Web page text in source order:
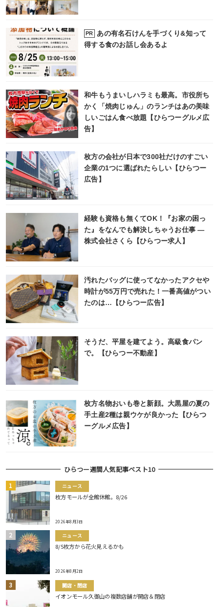
PR
あの有名石けんを手づくり&知って
得する食のお話し会あるよ
和牛もうまいしハラミも最高。市役所ち
かく「焼肉じゅん」のランチはあの美味
しいごはん食べ放題【ひらつーグルメ広
告】
枚方の会社が日本で300社だけのすごい
企業の1つに選ばれたらしい【ひらつー
広告】
経験も資格も無くてOK！『お家の困っ
た』をなんでも解決しちゃうお仕事 ―
株式会社さくら【ひらつー求人】
汚れたバッグに使ってなかったアクセや
時計が55万円で売れた！一番高値がつい
たのは…【ひらつー広告】
そうだ、平屋を建てよう。高級食パン
で。【ひらつー不動産】
枚方名物おいも巻と新顔。大黒屋の夏の
手土産2種は親ウケが良かった【ひらつ
ーグルメ広告】
ひらつー週間人気記事ベスト10
ニュース
枚方モールが全館休館。8/26
2026年8月3日
ニュース
8/5枚方から花火見えるかも
2026年8月2日
開店・閉店
イオンモール久御山の複数店舗が開店＆閉店